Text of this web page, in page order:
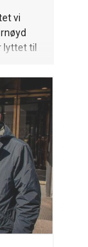
vi
lyttet til